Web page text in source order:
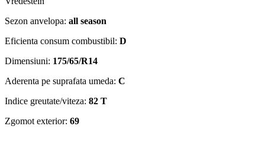
Sezon anvelopa: all season
Eficienta consum combustibil: D
Dimensiuni: 175/65/R14
Aderenta pe suprafata umeda: C
Indice greutate/viteza: 82 T
Zgomot exterior: 69